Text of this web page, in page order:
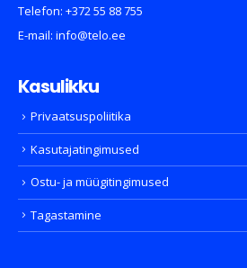
Telefon: +372 55 88 755
E-mail: info@telo.ee
Kasulikku
Privaatsuspoliitika
Kasutajatingimused
Ostu- ja müügitingimused
Tagastamine